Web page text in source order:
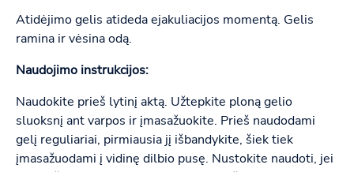
Atidėjimo gelis atideda ejakuliacijos momentą. Gelis
ramina ir vėsina odą.
Naudojimo instrukcijos:
Naudokite prieš lytinį aktą. Užtepkite ploną gelio
sluoksnį ant varpos ir įmasažuokite. Prieš naudodami
gelį reguliariai, pirmiausia jį išbandykite, šiek tiek
įmasažuodami į vidinę dilbio pusę. Nustokite naudoti, jei